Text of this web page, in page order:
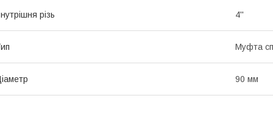
різь 4''
Муфта
90 мм